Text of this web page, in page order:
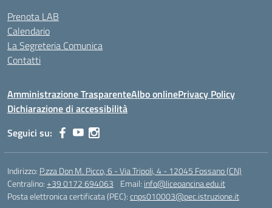
Prenota LAB
Calendario
La Segreteria Comunica
Contatti
Amministrazione TrasparenteAlbo onlinePrivacy Policy
Dichiarazione di accessibilità
Seguici su:
Indirizzo: P.zza Don M. Picco, 6 - Via Tripoli, 4 - 12045 Fossano (CN)
Centralino:+39 0172 694063 Email: info@liceoancina.edu.it
Posta elettronica certificata (PEC):cnps010003@pec.istruzione.it